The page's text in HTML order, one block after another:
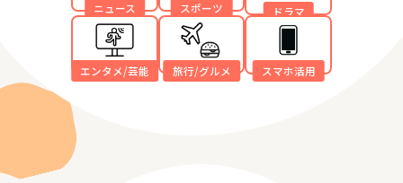
ニュース スポーツ ドラマ
エンタメ/芸能 旅行/グルメ スマホ活用